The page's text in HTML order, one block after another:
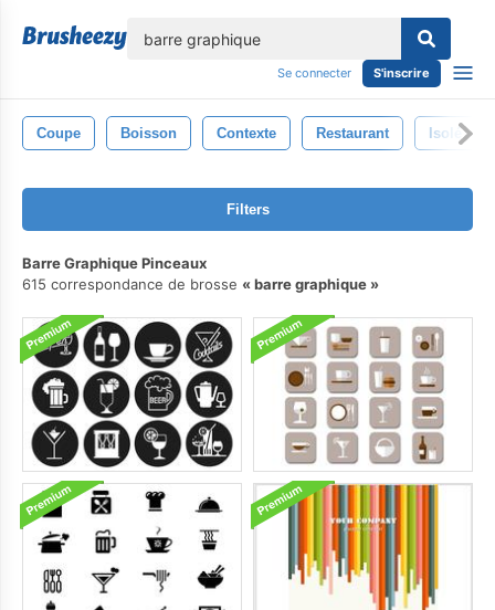
Se connecter S'inscrire
Coupe Boisson Contexte Restaurant Isolé
Filters
Barre Graphique Pinceaux
615 correspondance de brosse
barre graphique